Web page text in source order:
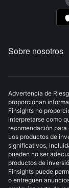
Sobre nosotros
Advertencia de
proporcionan
Finsights no
interpretarse como
recomendación
Los productos de
significativos,
pueden no ser
productos de
Finsights puede
o entreguen